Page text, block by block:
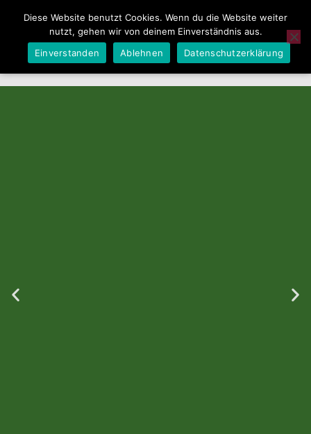
Diese Website benutzt Cookies. Wenn du die Website weiter
nutzt, gehen wir von deinem Einverständnis aus.
Einverstanden
Ablehnen Datenschutzerklärung